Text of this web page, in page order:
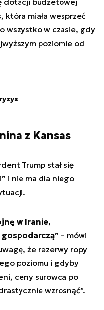
która miała wesprzeć
wszystko w czasie, gdy
poziomie od
z Kansas
Trump stał się
i nie ma dla niego
w Iranie,
gospodarczą” – mówi
że rezerwy ropy
poziomu i gdyby
ceny surowca po
wzrosnąć”.